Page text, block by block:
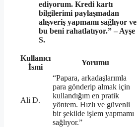
ediyorum. Kredi kartı
bilgilerimi paylaşmadan
alışveriş yapmamı sağlıyor ve
bu beni rahatlatıyor.” – Ayşe
S.
Kullanıcı
İsmi
Yorumu
Ali D.
“Papara, arkadaşlarımla
para gönderip almak için
kullandığım en pratik
yöntem. Hızlı ve güvenli
bir şekilde işlem yapmamı
sağlıyor.”